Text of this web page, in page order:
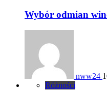
Wybór odmian
nww24
Różności